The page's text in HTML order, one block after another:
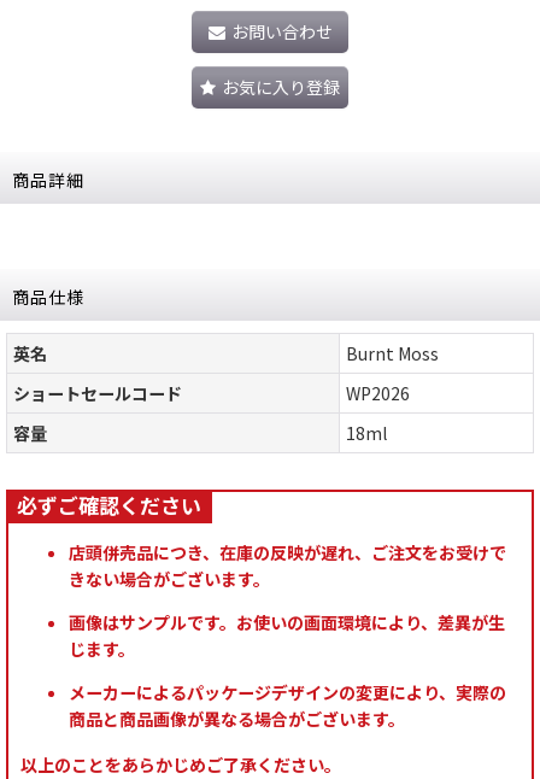
お問い合わせ
お気に入り登録
商品詳細
商品仕様
英名
Burnt Moss
ショートセールコード
WP2026
容量
18ml
店頭併売品につき、在庫の反映が遅れ、ご注文をお受けで
きない場合がございます。
画像はサンプルです。お使いの画面環境により、差異が生
じます。
メーカーによるパッケージデザインの変更により、実際の
商品と商品画像が異なる場合がございます。
以上のことをあらかじめご了承ください。